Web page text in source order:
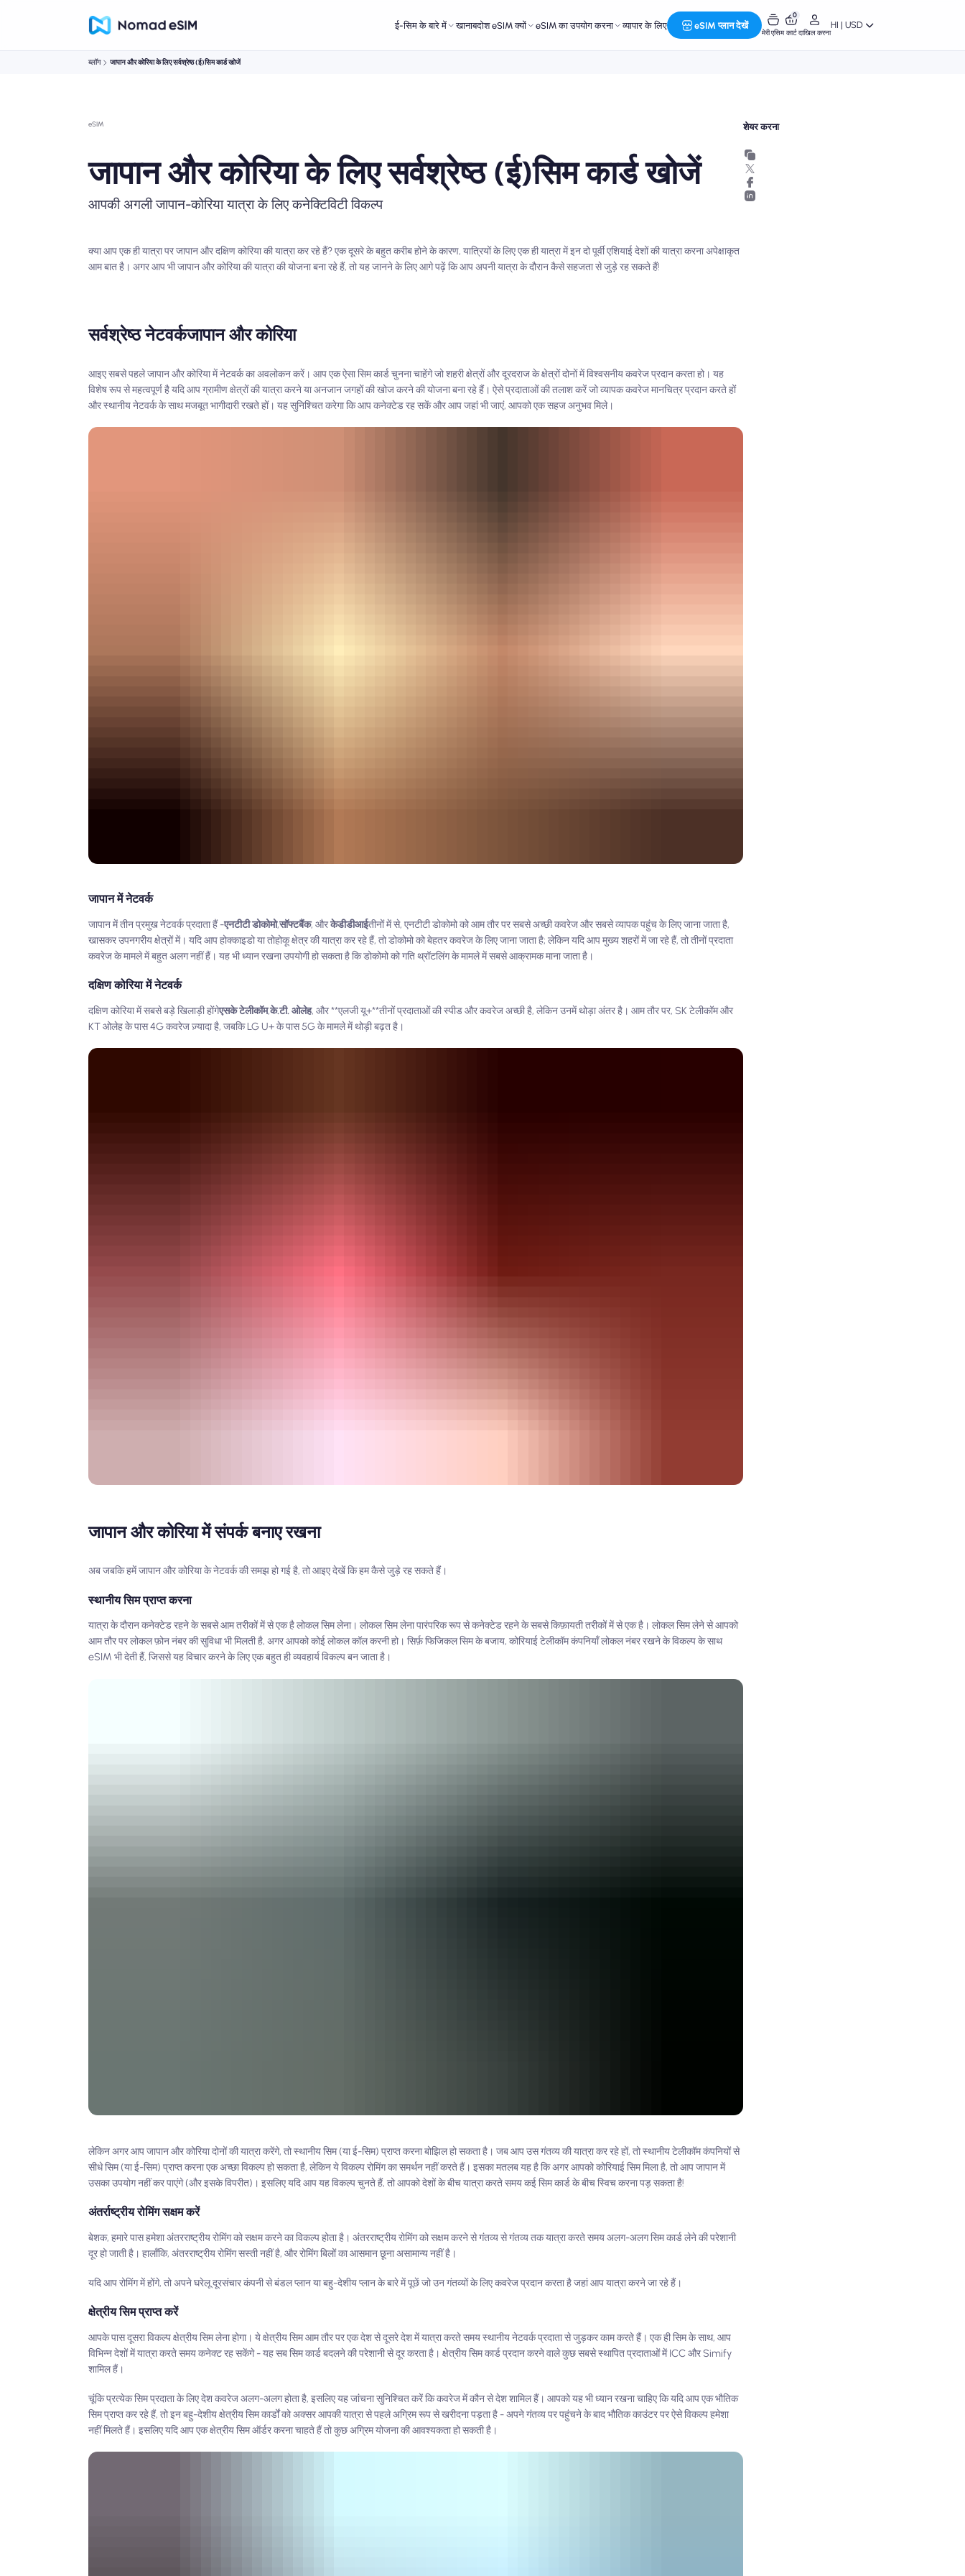
ई-सिम के बारे में खानाबदोश eSIM क्यों eSIM का उपयोग करना व्यापार के लिए eSIM प्लान देखें
मेरी एसिम
0
कार्ट दाखिल करना
HI | USD
ब्लॉग जापान और कोरिया के लिए सर्वश्रेष्ठ (ई)सिम कार्ड खोजें
eSIM
जापान और कोरिया के लिए सर्वश्रेष्ठ (ई)सिम कार्ड खोजें
आपकी अगली जापान-कोरिया यात्रा के लिए कनेक्टिविटी विकल्प
क्या आप एक ही यात्रा पर जापान और दक्षिण कोरिया की यात्रा कर रहे हैं? एक दूसरे के बहुत करीब होने के कारण, यात्रियों के लिए एक ही यात्रा में इन दो पूर्वी एशियाई देशों की यात्रा करना अपेक्षाकृत
आम बात है। अगर आप भी जापान और कोरिया की यात्रा की योजना बना रहे हैं, तो यह जानने के लिए आगे पढ़ें कि आप अपनी यात्रा के दौरान कैसे सहजता से जुड़े रह सकते हैं!
सर्वश्रेष्ठ नेटवर्कजापान और कोरिया
आइए सबसे पहले जापान और कोरिया में नेटवर्क का अवलोकन करें। आप एक ऐसा सिम कार्ड चुनना चाहेंगे जो शहरी क्षेत्रों और दूरदराज के क्षेत्रों दोनों में विश्वसनीय कवरेज प्रदान करता हो। यह
विशेष रूप से महत्वपूर्ण है यदि आप ग्रामीण क्षेत्रों की यात्रा करने या अनजान जगहों की खोज करने की योजना बना रहे हैं। ऐसे प्रदाताओं की तलाश करें जो व्यापक कवरेज मानचित्र प्रदान करते हों
और स्थानीय नेटवर्क के साथ मजबूत भागीदारी रखते हों। यह सुनिश्चित करेगा कि आप कनेक्टेड रह सकें और आप जहां भी जाएं, आपको एक सहज अनुभव मिले।
जापान में नेटवर्क
जापान में तीन प्रमुख नेटवर्क प्रदाता हैं -एनटीटी डोकोमो,सॉफ्टबैंक, औरकेडीडीआईतीनों में से, एनटीटी डोकोमो को आम तौर पर सबसे अच्छी कवरेज और सबसे व्यापक पहुंच के लिए जाना जाता है,
खासकर उपनगरीय क्षेत्रों में। यदि आप होक्काइडो या तोहोकू क्षेत्र की यात्रा कर रहे हैं, तो डोकोमो को बेहतर कवरेज के लिए जाना जाता है; लेकिन यदि आप मुख्य शहरों में जा रहे हैं, तो तीनों प्रदाता
कवरेज के मामले में बहुत अलग नहीं हैं। यह भी ध्यान रखना उपयोगी हो सकता है कि डोकोमो को गति थ्रॉटलिंग के मामले में सबसे आक्रामक माना जाता है।
दक्षिण कोरिया में नेटवर्क
दक्षिण कोरिया में सबसे बड़े खिलाड़ी होंगेएसके टेलीकॉम,के.टी. ओलेह, और **एलजी यू+**तीनों प्रदाताओं की स्पीड और कवरेज अच्छी है, लेकिन उनमें थोड़ा अंतर है। आम तौर पर, SK टेलीकॉम और
KT ओलेह के पास 4G कवरेज ज़्यादा है, जबकि LG U+ के पास 5G के मामले में थोड़ी बढ़त है।
जापान और कोरिया में संपर्क बनाए रखना
अब जबकि हमें जापान और कोरिया के नेटवर्क की समझ हो गई है, तो आइए देखें कि हम कैसे जुड़े रह सकते हैं।
स्थानीय सिम प्राप्त करना
यात्रा के दौरान कनेक्टेड रहने के सबसे आम तरीकों में से एक है लोकल सिम लेना। लोकल सिम लेना पारंपरिक रूप से कनेक्टेड रहने के सबसे किफ़ायती तरीकों में से एक है। लोकल सिम लेने से आपको
आम तौर पर लोकल फ़ोन नंबर की सुविधा भी मिलती है, अगर आपको कोई लोकल कॉल करनी हो। सिर्फ़ फिजिकल सिम के बजाय, कोरियाई टेलीकॉम कंपनियाँ लोकल नंबर रखने के विकल्प के साथ
eSIM भी देती हैं, जिससे यह विचार करने के लिए एक बहुत ही व्यवहार्य विकल्प बन जाता है।
लेकिन अगर आप जापान और कोरिया दोनों की यात्रा करेंगे, तो स्थानीय सिम (या ई-सिम) प्राप्त करना बोझिल हो सकता है। जब आप उस गंतव्य की यात्रा कर रहे हों, तो स्थानीय टेलीकॉम कंपनियों से
सीधे सिम (या ई-सिम) प्राप्त करना एक अच्छा विकल्प हो सकता है, लेकिन ये विकल्प रोमिंग का समर्थन नहीं करते हैं। इसका मतलब यह है कि अगर आपको कोरियाई सिम मिला है, तो आप जापान में
उसका उपयोग नहीं कर पाएंगे (और इसके विपरीत)। इसलिए यदि आप यह विकल्प चुनते हैं, तो आपको देशों के बीच यात्रा करते समय कई सिम कार्ड के बीच स्विच करना पड़ सकता है!
अंतर्राष्ट्रीय रोमिंग सक्षम करें
बेशक, हमारे पास हमेशा अंतरराष्ट्रीय रोमिंग को सक्षम करने का विकल्प होता है। अंतरराष्ट्रीय रोमिंग को सक्षम करने से गंतव्य से गंतव्य तक यात्रा करते समय अलग-अलग सिम कार्ड लेने की परेशानी
दूर हो जाती है। हालाँकि, अंतरराष्ट्रीय रोमिंग सस्ती नहीं है, और रोमिंग बिलों का आसमान छूना असामान्य नहीं है।
यदि आप रोमिंग में होंगे, तो अपने घरेलू दूरसंचार कंपनी से बंडल प्लान या बहु-देशीय प्लान के बारे में पूछें जो उन गंतव्यों के लिए कवरेज प्रदान करता है जहां आप यात्रा करने जा रहे हैं।
क्षेत्रीय सिम प्राप्त करें
आपके पास दूसरा विकल्प क्षेत्रीय सिम लेना होगा। ये क्षेत्रीय सिम आम तौर पर एक देश से दूसरे देश में यात्रा करते समय स्थानीय नेटवर्क प्रदाता से जुड़कर काम करते हैं। एक ही सिम के साथ, आप
विभिन्न देशों में यात्रा करते समय कनेक्ट रह सकेंगे - यह सब सिम कार्ड बदलने की परेशानी से दूर करता है। क्षेत्रीय सिम कार्ड प्रदान करने वाले कुछ सबसे स्थापित प्रदाताओं में ICC और Simify
शामिल हैं।
चूंकि प्रत्येक सिम प्रदाता के लिए देश कवरेज अलग-अलग होता है, इसलिए यह जांचना सुनिश्चित करें कि कवरेज में कौन से देश शामिल हैं। आपको यह भी ध्यान रखना चाहिए कि यदि आप एक भौतिक
सिम प्राप्त कर रहे हैं, तो इन बहु-देशीय क्षेत्रीय सिम कार्डों को अक्सर आपकी यात्रा से पहले अग्रिम रूप से खरीदना पड़ता है - अपने गंतव्य पर पहुंचने के बाद भौतिक काउंटर पर ऐसे विकल्प हमेशा
नहीं मिलते हैं। इसलिए यदि आप एक क्षेत्रीय सिम ऑर्डर करना चाहते हैं तो कुछ अग्रिम योजना की आवश्यकता हो सकती है।
शेयर करना